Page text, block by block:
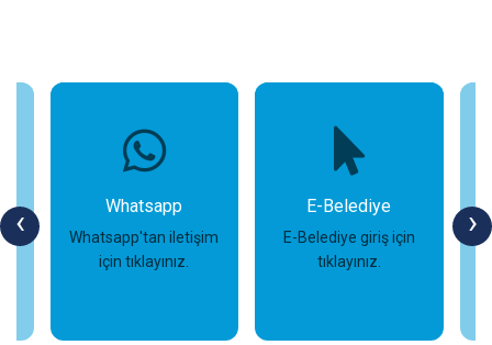
‹ ›
Whatsapp
Whatsapp'tan iletişim
için tıklayınız.
E-Belediye
E-Belediye giriş için
tıklayınız.